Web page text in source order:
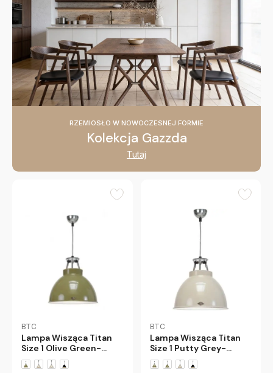
RZEMIOSŁO W NOWOCZESNEJ FORMIE
Kolekcja Gazzda
Tutaj
BTC
Lampa Wisząca Titan
Size 1 Olive Green-
White Interior Btc
BTC
Lampa Wisząca Titan
Size 1 Putty Grey-
White Interior Btc